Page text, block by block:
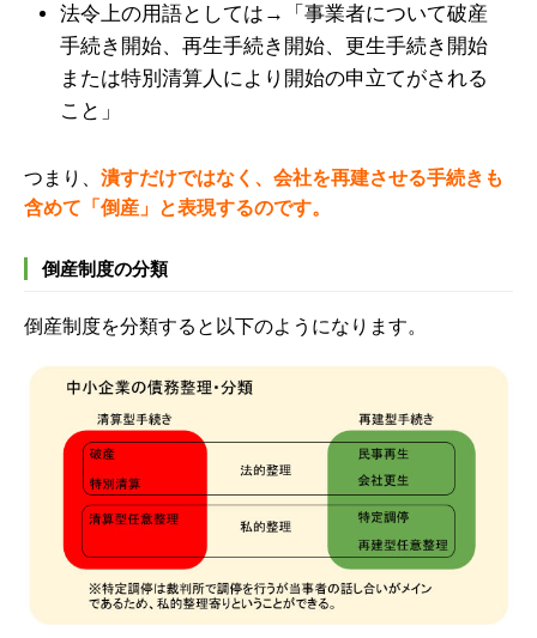
法令上の用語としては→「事業者について破産
手続き開始、再生手続き開始、更生手続き開始
または特別清算人により開始の申立てがされる
こと」
つまり、 潰すだけではなく、会社を再建させる手続きも
含めて「倒産」と表現するのです。
倒産制度の分類
倒産制度を分類すると以下のようになります。